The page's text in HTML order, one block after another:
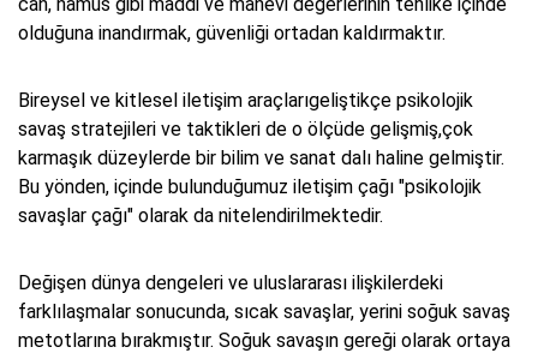
olduğuna inandırmak, güvenliği ortadan kaldırmaktır.
Bireysel ve kitlesel iletişim araçlarıgeliştikçe psikolojik
savaş stratejileri ve taktikleri de o ölçüde gelişmiş,çok
karmaşık düzeylerde bir bilim ve sanat dalı haline gelmiştir.
Bu yönden, içinde bulunduğumuz iletişim çağı "psikolojik
savaşlar çağı" olarak da nitelendirilmektedir.
Değişen dünya dengeleri ve uluslararası ilişkilerdeki
farklılaşmalar sonucunda, sıcak savaşlar, yerini soğuk savaş
metotlarına bırakmıştır. Soğuk savaşın gereği olarak ortaya